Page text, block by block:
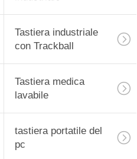
Tastiera industriale
con Trackball
Tastiera medica
lavabile
tastiera portatile del
pc